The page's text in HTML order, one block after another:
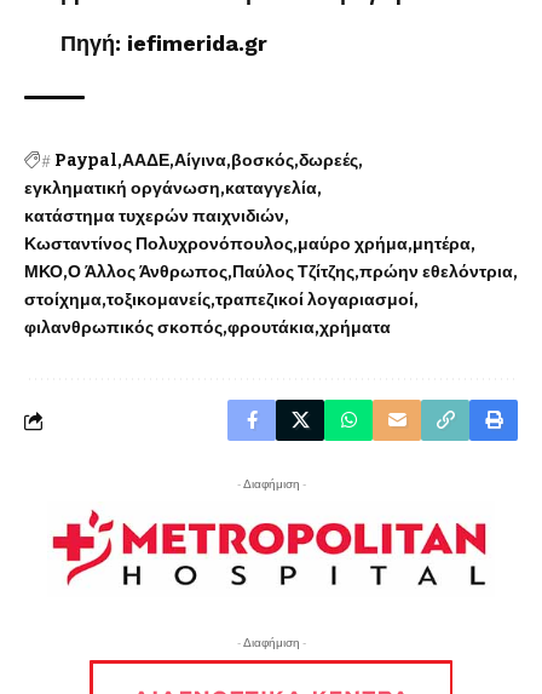
Πηγή: iefimerida.gr
# Paypal ΑΑΔΕ Αίγινα βοσκός δωρεές
εγκληματική οργάνωση καταγγελία
κατάστημα τυχερών παιχνιδιών
Κωσταντίνος Πολυχρονόπουλος μαύρο χρήμα μητέρα
ΜΚΟ Ο Άλλος Άνθρωπος Παύλος Τζίτζης πρώην εθελόντρια
στοίχημα τοξικομανείς τραπεζικοί λογαριασμοί
φιλανθρωπικός σκοπός φρουτάκια χρήματα
- Διαφήμιση -
- Διαφήμιση -